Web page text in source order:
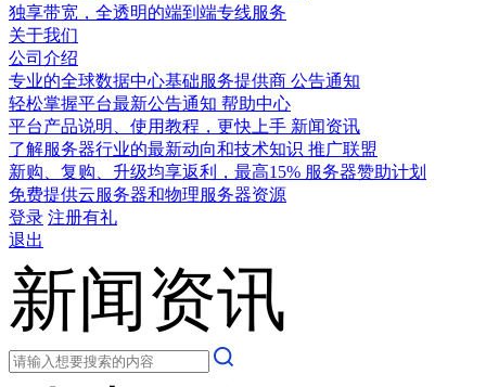
独享带宽，全透明的端到端专线服务
关于我们
公司介绍
专业的全球数据中心基础服务提供商 公告通知
轻松掌握平台最新公告通知 帮助中心
平台产品说明、使用教程，更快上手 新闻资讯
了解服务器行业的最新动向和技术知识 推广联盟
新购、复购、升级均享返利，最高15% 服务器赞助计划
免费提供云服务器和物理服务器资源
登录 注册有礼
退出
新闻资讯